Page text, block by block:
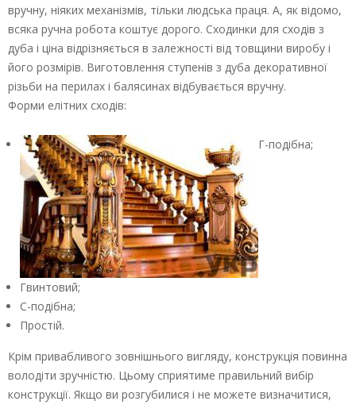
вручну, ніяких механізмів, тільки людська праця. А, як відомо,
всяка ручна робота коштує дорого. Сходинки для сходів з
дуба і ціна відрізняється в залежності від товщини виробу і
його розмірів. Виготовлення ступенів з дуба декоративної
різьби на перилах і балясинах відбувається вручну.
Форми елітних сходів:
Г-подібна;
Гвинтовий;
С-подібна;
Простій.
Крім привабливого зовнішнього вигляду, конструкція повинна
володіти зручністю. Цьому сприятиме правильний вибір
конструкції. Якщо ви розгубилися і не можете визначитися,